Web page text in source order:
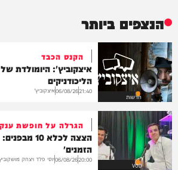
הנצפים ביותר
חדשות
הקנס הכבד
איצקוביץ': היומולדת
הליכודניקים
21:40
06/08/26איצקוביץ'
VOD
הגרלה על חופשת ענק
הצצה לכלא
הזמנים'
20:00
06/08/26יוסי פלד ויצחק